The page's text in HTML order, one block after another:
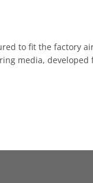
to fit the factory
media,